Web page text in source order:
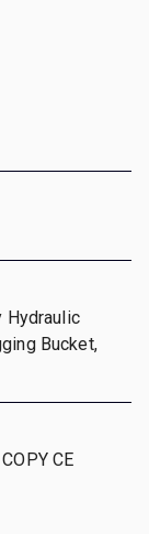
Hydraulic
Bucket,
CE